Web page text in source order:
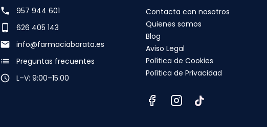
phone
957 944 601
phone_android
626 405 143
email
info@farmaciabarata.es
list
Preguntas frecuentes
access_time
L–V: 9:00–15:00
Contacta con nosotros
Quienes somos
Blog
Aviso Legal
Política de Cookies
Política de Privacidad